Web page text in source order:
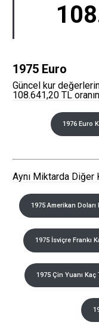
1975 Euro
Güncel kur
108.641,20 TL
1976 Euro
Aynı Miktarda Diğer
1975 Amerikan Doları
1975 İsviçre Frankı
1975 Çin Yuanı Kaç